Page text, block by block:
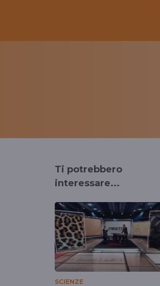
Ti potrebbero
interessare...
SCIENZE